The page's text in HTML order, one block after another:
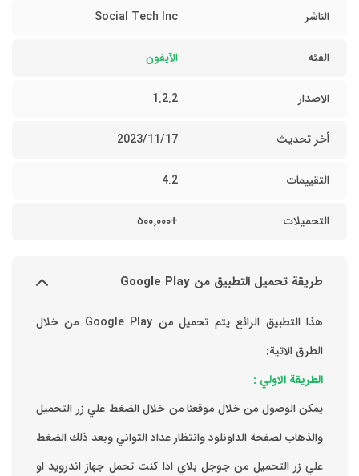
الناشر
Social Tech Inc
الفئه الآيفون
الاصدار 1.2.2
أخر تحديث 17‏/11‏/2023
التقييمات 4.2
التحميلات +٥٠٠٬٠٠٠
طريقة تحميل التطبيق من Google Play
هذا التطبيق الرائع يتم تحميل من Google Play من خلال
الطرق الاتية:
الطريقة الاولي :
يمكن الوصول من خلال موقعنا من خلال الضغط علي زر التحميل
والذهاب لصفحة الداونلود وانتظار عداد الثواني وبعد ذلك الضغط
علي زر التحميل من جوجل بلاي اذا كنت تحمل جهاز اندرويد او